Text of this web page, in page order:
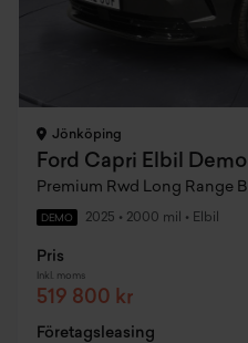
Jönköping
Ford Capri Elbil Demo
DEMO 2025 • 2000 mil • Elbil
Pris
Inkl. moms
519 800 kr
Företagsleasing